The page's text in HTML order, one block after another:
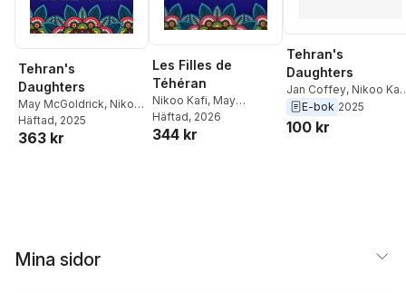
Tehran's
Daughters
May McGoldrick, Nikoo
Kafi,Jan Coffey
Häftad, 2025
363 kr
Les Filles de
Téhéran
Nikoo Kafi, May
McGoldrick,Jan Coffey
Häftad, 2026
344 kr
Tehran's
Daughters
Jan Coffey, Nikoo Kafi
May McGoldrick
E-bok 2025
100 kr
Mina sidor